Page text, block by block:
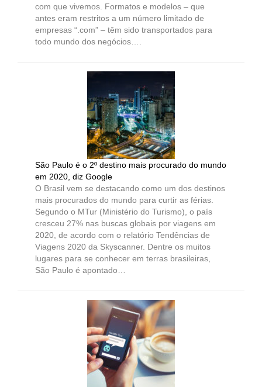
com que vivemos. Formatos e modelos – que
antes eram restritos a um número limitado de
empresas “.com” – têm sido transportados para
todo mundo dos negócios….
São Paulo é o 2º destino mais procurado do mundo
em 2020, diz Google
O Brasil vem se destacando como um dos destinos
mais procurados do mundo para curtir as férias.
Segundo o MTur (Ministério do Turismo), o país
cresceu 27% nas buscas globais por viagens em
2020, de acordo com o relatório Tendências de
Viagens 2020 da Skyscanner. Dentre os muitos
lugares para se conhecer em terras brasileiras,
São Paulo é apontado…